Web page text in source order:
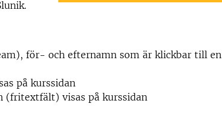
för- och efternamn som är klickbar till en
på kurssidan
(fritextfält) visas på kurssidan